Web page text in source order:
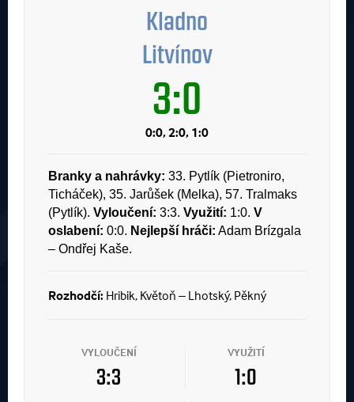
Kladno
Litvínov
3:0
0:0, 2:0, 1:0
Branky a nahrávky: 33. Pytlík (Pietroniro,
Ticháček), 35. Jarůšek (Melka), 57. Tralmaks
(Pytlík). Vyloučení: 3:3. Využití: 1:0. V
oslabení: 0:0. Nejlepší hráči: Adam Brízgala
– Ondřej Kaše.
Rozhodčí: Hribik, Květoň – Lhotský, Pěkný
VYLOUČENÍ
3:3
VYUŽITÍ
1:0